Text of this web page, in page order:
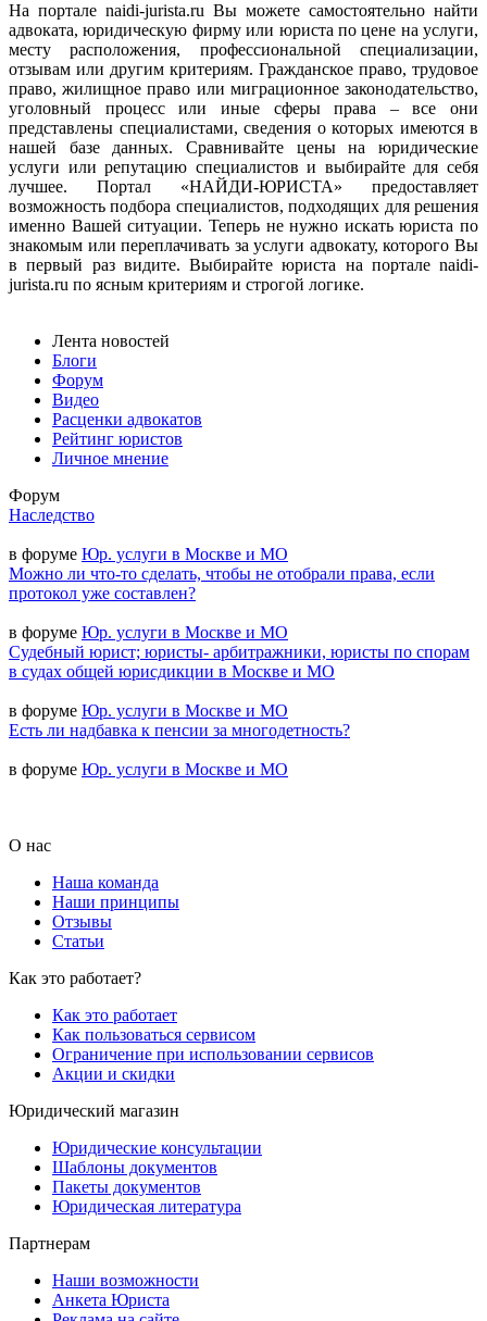
На портале naidi-jurista.ru Вы можете самостоятельно найти
адвоката, юридическую фирму или юриста по цене на услуги,
месту расположения, профессиональной специализации,
отзывам или другим критериям. Гражданское право, трудовое
право, жилищное право или миграционное законодательство,
уголовный процесс или иные сферы права – все они
представлены специалистами, сведения о которых имеются в
нашей базе данных. Сравнивайте цены на юридические
услуги или репутацию специалистов и выбирайте для себя
лучшее. Портал «НАЙДИ-ЮРИСТА» предоставляет
возможность подбора специалистов, подходящих для решения
именно Вашей ситуации. Теперь не нужно искать юриста по
знакомым или переплачивать за услуги адвокату, которого Вы
в первый раз видите. Выбирайте юриста на портале naidi-
jurista.ru по ясным критериям и строгой логике.
Лента новостей
Блоги
Форум
Видео
Расценки адвокатов
Рейтинг юристов
Личное мнение
Форум
Наследство
в форуме Юр. услуги в Москве и МО
Можно ли что-то сделать, чтобы не отобрали права, если
протокол уже составлен?
в форуме Юр. услуги в Москве и МО
Судебный юрист; юристы- арбитражники, юристы по спорам
в судах общей юрисдикции в Москве и МО
в форуме Юр. услуги в Москве и МО
Есть ли надбавка к пенсии за многодетность?
в форуме Юр. услуги в Москве и МО
О нас
Наша команда
Наши принципы
Отзывы
Статьи
Как это работает?
Как это работает
Как пользоваться сервисом
Ограничение при использовании сервисов
Акции и скидки
Юридический магазин
Юридические консультации
Шаблоны документов
Пакеты документов
Юридическая литература
Партнерам
Наши возможности
Анкета Юриста